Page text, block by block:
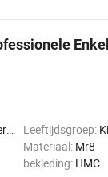
Leeftijdsgroep:
Materiaal: Mr8
bekleding: HMC